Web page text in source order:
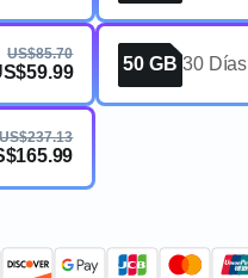
US$85.70 50 GB 30 Días
US$237.13